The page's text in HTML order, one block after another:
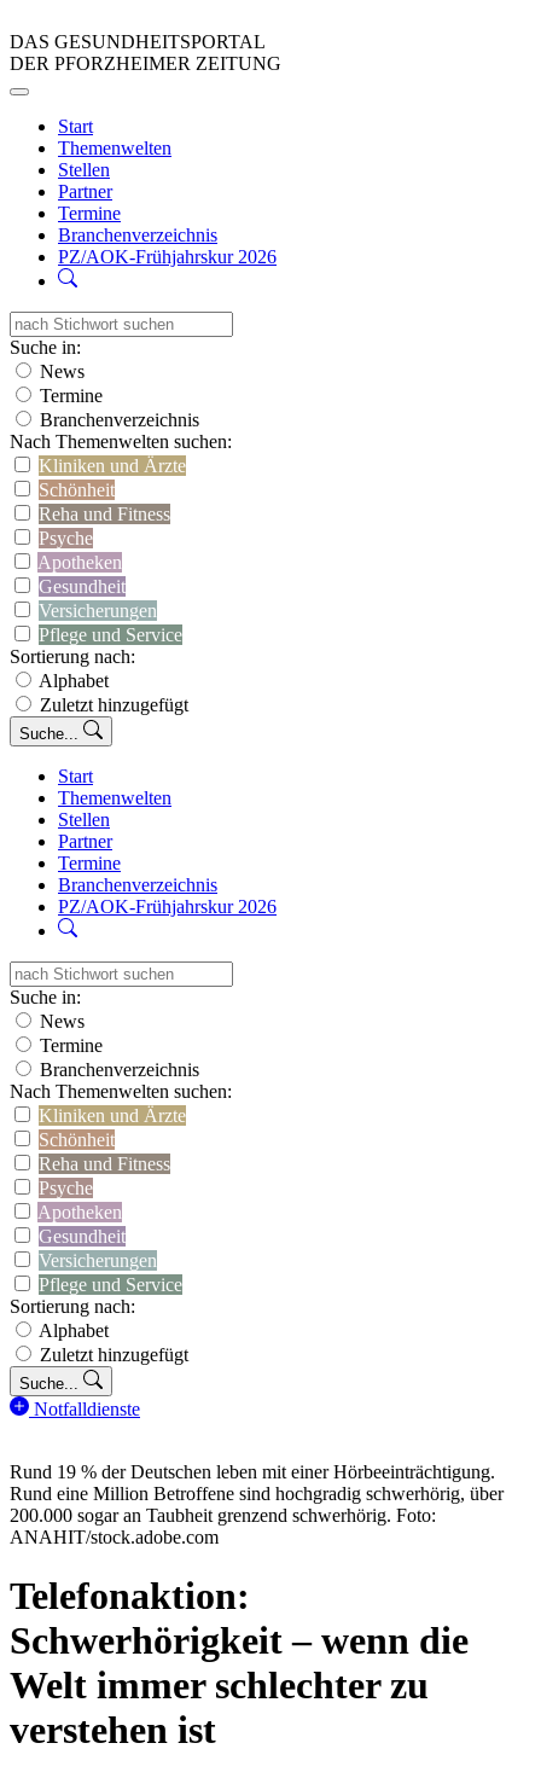
DAS GESUNDHEITSPORTAL
DER PFORZHEIMER ZEITUNG
Start
Themenwelten
Stellen
Partner
Termine
Branchenverzeichnis
PZ/AOK-Frühjahrskur 2026
Suche in:
News
Termine
Branchenverzeichnis
Nach Themenwelten suchen:
Kliniken und Ärzte
Schönheit
Reha und Fitness
Psyche
Apotheken
Gesundheit
Versicherungen
Pflege und Service
Sortierung nach:
Alphabet
Zuletzt hinzugefügt
Suche...
Start
Themenwelten
Stellen
Partner
Termine
Branchenverzeichnis
PZ/AOK-Frühjahrskur 2026
Suche in:
News
Termine
Branchenverzeichnis
Nach Themenwelten suchen:
Kliniken und Ärzte
Schönheit
Reha und Fitness
Psyche
Apotheken
Gesundheit
Versicherungen
Pflege und Service
Sortierung nach:
Alphabet
Zuletzt hinzugefügt
Suche...
Notfalldienste
Rund 19 % der Deutschen leben mit einer Hörbeeinträchtigung.
Rund eine Million Betroffene sind hochgradig schwerhörig, über
200.000 sogar an Taubheit grenzend schwerhörig. Foto:
ANAHIT/stock.adobe.com
Telefonaktion:
Schwerhörigkeit – wenn die
Welt immer schlechter zu
verstehen ist